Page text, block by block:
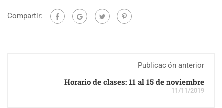
Compartir:
Publicación anterior
Horario de clases: 11 al 15 de noviembre
11/11/2019